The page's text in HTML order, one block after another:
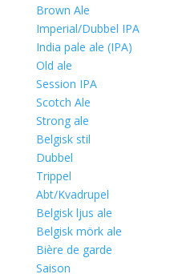
Brown Ale
Imperial/Dubbel IPA
India pale ale (IPA)
Old ale
Session IPA
Scotch Ale
Strong ale
Belgisk stil
Dubbel
Trippel
Abt/Kvadrupel
Belgisk ljus ale
Belgisk mörk ale
Bière de garde
Saison